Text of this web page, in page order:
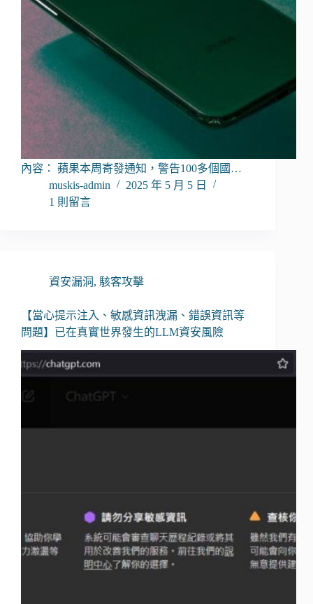
內容： 蘋果本周寄發通知，警告100多個國…
muskis-admin
2025 年 5 月 5 日
1 則留言
資安漏洞 , 駭客攻擊
【當心提示注入、敏感資訊洩漏、錯誤資訊等
問題】已在真實世界發生的LLM資安風險